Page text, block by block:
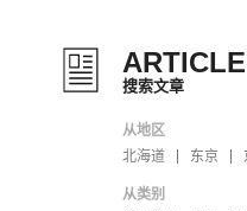
ARTICLE
搜索文章
从地区
北海道
东京
从类别